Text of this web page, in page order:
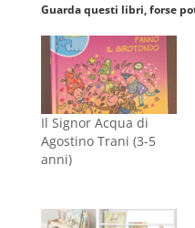
Guarda questi libri, forse
Il Signor Acqua di
Agostino Trani (3-5
anni)